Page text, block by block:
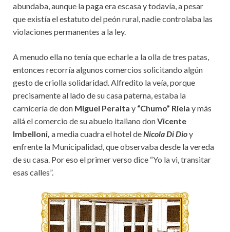
abundaba, aunque la paga era escasa y todavía, a pesar
que existía el estatuto del peón rural, nadie controlaba las
violaciones permanentes a la ley.
A menudo ella no tenía que echarle a la olla de tres patas,
entonces recorría algunos comercios solicitando algún
gesto de criolla solidaridad. Alfredito la veía, porque
precisamente al lado de su casa paterna, estaba la
carnicería de don Miguel Peralta y “Chumo” Riela y más
allá el comercio de su abuelo italiano donVicente
Imbelloni, a media cuadra el hotel deNicola Di Dioy
enfrente la Municipalidad, que observaba desde la vereda
de su casa. Por eso el primer verso dice “Yo la vi, transitar
esas calles”.